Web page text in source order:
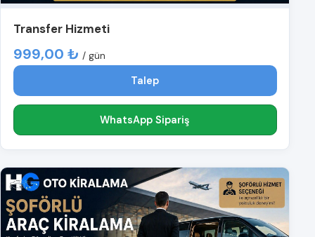
Transfer Hizmeti
999,00 ₺ / gün
Talep
WhatsApp Sipariş